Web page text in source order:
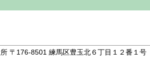
〒176-8501 練馬区豊玉北６丁目１２番１号